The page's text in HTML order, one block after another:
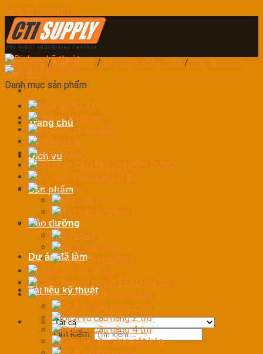
Skip to content
Trang chủ
Dịch vụ
Sản phẩm
Bảo dưỡng
Dự án đã làm
Tài liệu kỹ thuật
Tìm kiếm:
Trang chủ / Sản phẩm / Phụ kiện - phụ tùng / Phụ tùng cầu
nâng 2 trụ
Danh mục sản phẩm
BÀN NÁNG XE
Bình tích khí nén
Bộ dụng cụ gia đình
Bộ kéo nắn
Bộ lục giác
BỘ VAM CẢO MỞ CHUYÊN DỤNG
Bộ Vam Tháo Lắp Lò Xo
Cần xiết lực
Cần cân lực
Tay vặn tự động
Cờ lê
Bộ cờ lê
cờ lê đầu vòng
Cờ lê vòng miệng
Cuộn dây hơi tự rút
Cuộn dây hơi tự rút TEKO dài 20m
Dịch vụ cầu nâng-phòng sơn
Dịch vụ cầu nâng 1 trụ
Dịch vụ cầu nâng 2 trụ
Dịch vụ cầu nâng 4 trụ
Dịch vụ cầu nâng cắt kéo